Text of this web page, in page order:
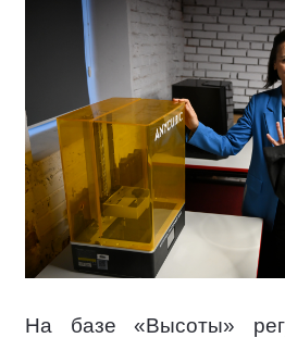
На базе «Высоты»